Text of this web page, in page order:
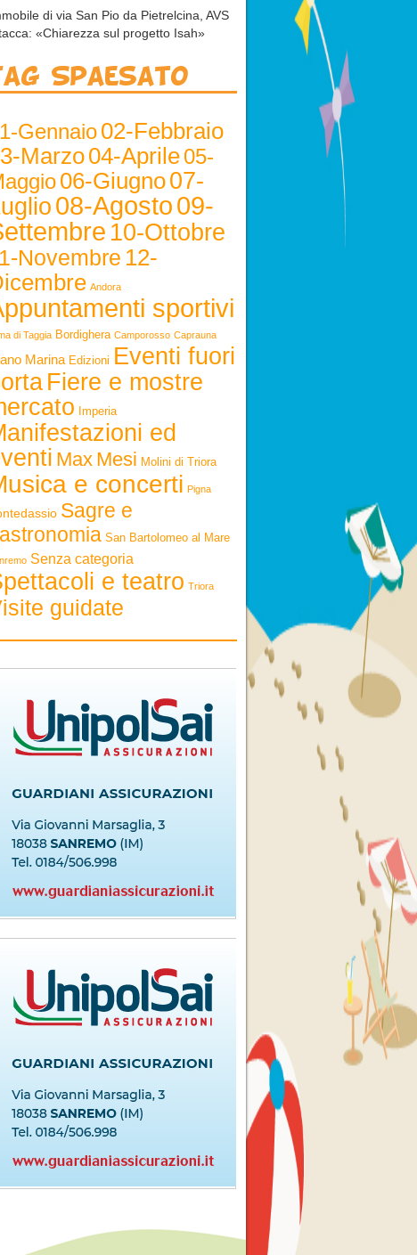
di via San Pio da Pietrelcina, AVS
«Chiarezza sul progetto Isah»
Spaesato
Gennaio02-Febbraio
Marzo04-Aprile05-
06-Giugno07-
08-Agosto09-
10-Ottobre
Novembre 12-
Andora
sportivi
di Taggia Bordighera Camporosso Caprauna
Marina Edizioni Eventi fuori
Fiere e mostre
Imperia
ed
Max Mesi Molini di Triora
e concerti Pigna
Sagre e
San Bartolomeo al Mare
Senza categoria
e teatro Triora
guidate